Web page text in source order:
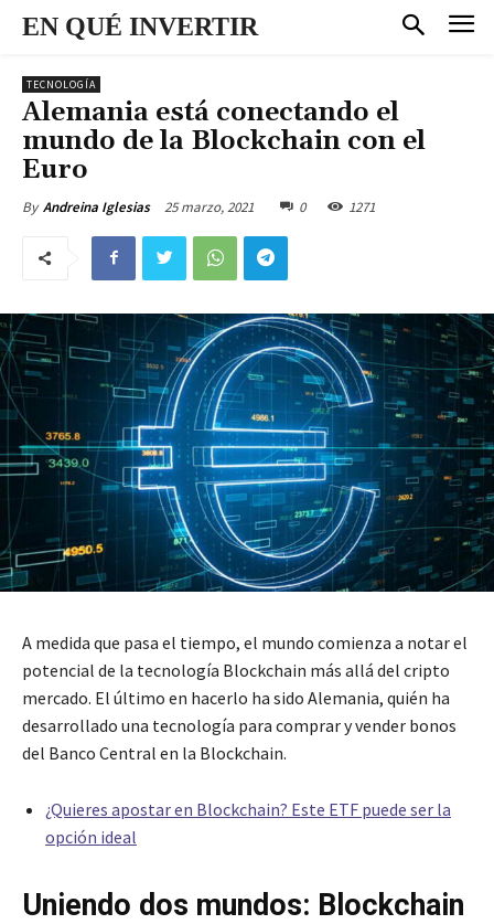
EN QUÉ INVERTIR
TECNOLOGÍA
Alemania está conectando el
mundo de la Blockchain con el
Euro
By Andreina Iglesias 25 marzo, 2021 0 1271
A medida que pasa el tiempo, el mundo comienza a notar el
potencial de la tecnología Blockchain más allá del cripto
mercado. El último en hacerlo ha sido Alemania, quién ha
desarrollado una tecnología para comprar y vender bonos
del Banco Central en la Blockchain.
¿Quieres apostar en Blockchain? Este ETF puede ser la
opción ideal
Uniendo dos mundos: Blockchain